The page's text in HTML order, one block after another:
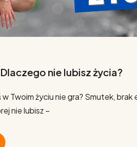
nie lubisz życia?
Twoim życiu nie gra? Smutek,
nie lubisz –